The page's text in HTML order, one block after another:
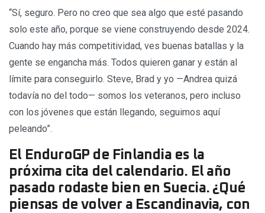
“Sí, seguro. Pero no creo que sea algo que esté pasando
solo este año, porque se viene construyendo desde 2024.
Cuando hay más competitividad, ves buenas batallas y la
gente se engancha más. Todos quieren ganar y están al
límite para conseguirlo. Steve, Brad y yo —Andrea quizá
todavía no del todo— somos los veteranos, pero incluso
con los jóvenes que están llegando, seguimos aquí
peleando”.
El EnduroGP de Finlandia es la
próxima cita del calendario. El año
pasado rodaste bien en Suecia. ¿Qué
piensas de volver a Escandinavia, con